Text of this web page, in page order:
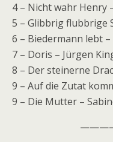
4 – Nicht wahr Henry
5 – Glibbrig flubbrige
6 – Biedermann lebt
7 – Doris – Jürgen
8 – Der steinerne
9 – Auf die Zutat
9 – Die Mutter –